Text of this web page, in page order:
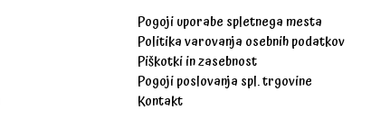
Pogoji uporabe spletnega mesta
Politika varovanja osebnih podatkov
Piškotki in zasebnost
Pogoji poslovanja spl. trgovine
Kontakt